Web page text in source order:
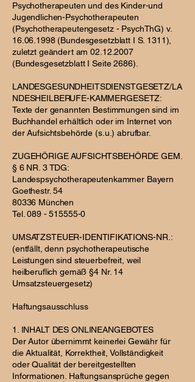
Psychotherapeuten und des Kinder-und
Jugendlichen-Psychotherapeuten
(Psychotherapeutengesetz - PsychThG) v.
16.06.1998 (Bundesgesetzblatt I S. 1311),
zuletzt geändert am 02.12.2007
(Bundesgesetzblatt I Seite 2686).
LANDESGESUNDHEITSDIENSTGESETZ/LA
NDESHEILBERUFE-KAMMERGESETZ:
Texte der genannten Bestimmungen sind im
Buchhandel erhältlich oder im Internet von
der Aufsichtsbehörde (s.u.) abrufbar.
ZUGEHÖRIGE AUFSICHTSBEHÖRDE GEM.
§ 6 NR. 3 TDG:
Landespsychotherapeutenkammer Bayern
Goethestr. 54
80336 München
Tel. 089 - 515555-0
UMSATZSTEUER-IDENTIFIKATIONS-NR.:
(entfällt, denn psychotherapeutische
Leistungen sind steuerbefreit, weil
heilberuflich gemäß §4 Nr. 14
Umsatzsteuergesetz)
Haftungsausschluss
1. INHALT DES ONLINEANGEBOTES
Der Autor übernimmt keinerlei Gewähr für
die Aktualität, Korrektheit, Vollständigkeit
oder Qualität der bereitgestellten
Informationen. Haftungsansprüche gegen